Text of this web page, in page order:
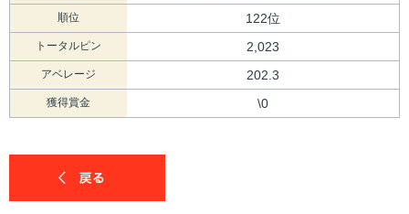
順位 122位
トータルピン 2,023
アベレージ 202.3
獲得賞金 \0